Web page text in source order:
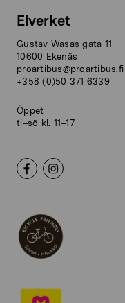
Elverket
Gustav Wasas gata 11
10600 Ekenäs
proartibus@proartibus.fi
+358 (0)50 371 6339
Öppet
ti–sö kl. 11–17